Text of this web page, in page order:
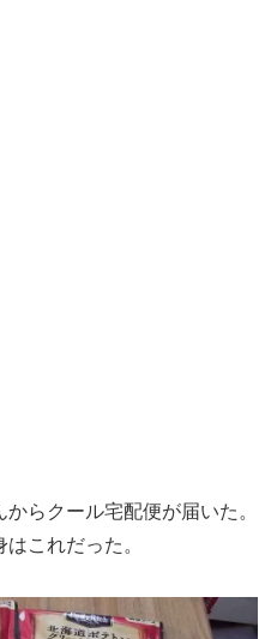
らクール宅配便が届いた。
これだった。